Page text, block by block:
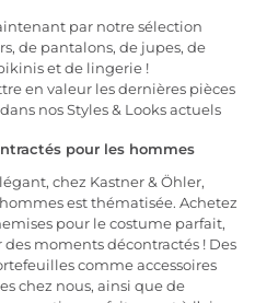
par notre sélection
de pantalons, de jupes, de
et de lingerie !
en valeur les dernières pièces
nos Styles & Looks actuels
pour les hommes
chez Kastner & Öhler,
est thématisée. Achetez
pour le costume parfait,
des moments décontractés ! Des
comme accessoires
chez nous, ainsi que de